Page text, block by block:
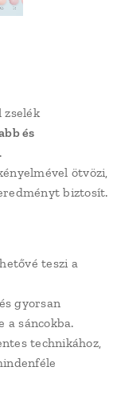
zselék
és
ötvözi,
biztosít.
teszi a
gyorsan
a sáncokba.
technikához,